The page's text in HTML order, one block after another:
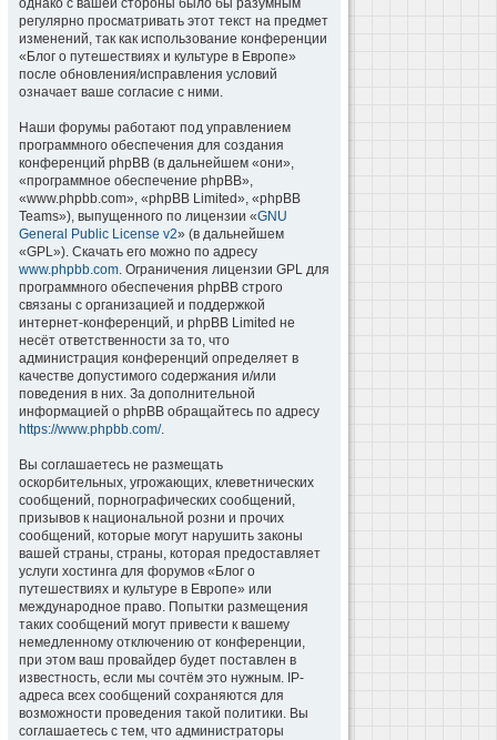
однако с вашей стороны было бы разумным
регулярно просматривать этот текст на предмет
изменений, так как использование конференции
«Блог о путешествиях и культуре в Европе»
после обновления/исправления условий
означает ваше согласие с ними.
Наши форумы работают под управлением
программного обеспечения для создания
конференций phpBB (в дальнейшем «они»,
«программное обеспечение phpBB»,
«www.phpbb.com», «phpBB Limited», «phpBB
Teams»), выпущенного по лицензии «GNU
General Public License v2» (в дальнейшем
«GPL»). Скачать его можно по адресу
www.phpbb.com. Ограничения лицензии GPL для
программного обеспечения phpBB строго
связаны с организацией и поддержкой
интернет-конференций, и phpBB Limited не
несёт ответственности за то, что
администрация конференций определяет в
качестве допустимого содержания и/или
поведения в них. За дополнительной
информацией о phpBB обращайтесь по адресу
https://www.phpbb.com/.
Вы соглашаетесь не размещать
оскорбительных, угрожающих, клеветнических
сообщений, порнографических сообщений,
призывов к национальной розни и прочих
сообщений, которые могут нарушить законы
вашей страны, страны, которая предоставляет
услуги хостинга для форумов «Блог о
путешествиях и культуре в Европе» или
международное право. Попытки размещения
таких сообщений могут привести к вашему
немедленному отключению от конференции,
при этом ваш провайдер будет поставлен в
известность, если мы сочтём это нужным. IP-
адреса всех сообщений сохраняются для
возможности проведения такой политики. Вы
соглашаетесь с тем, что администраторы